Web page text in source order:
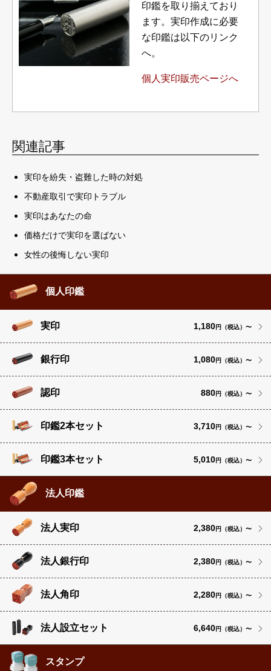
印鑑を取り揃えており
ます。実印作成に必要
な印鑑は以下のリンク
へ。
個人実印販売ページへ
関連記事
実印を紛失・盗難した時の対処
不動産取引で実印トラブル
実印はあなたの命
価格だけで実印を選ばない
女性の後悔しない実印
個人印鑑
実印 1,180円（税込）〜
銀行印 1,080円（税込）〜
認印 880円（税込）〜
印鑑2本セット 3,710円（税込）〜
印鑑3本セット 5,010円（税込）〜
法人印鑑
法人実印 2,380円（税込）〜
法人銀行印 2,380円（税込）〜
法人角印 2,280円（税込）〜
法人設立セット 6,640円（税込）〜
スタンプ